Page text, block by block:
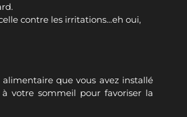
contre les irritations…eh oui,
que vous avez installé
votre sommeil pour favoriser la